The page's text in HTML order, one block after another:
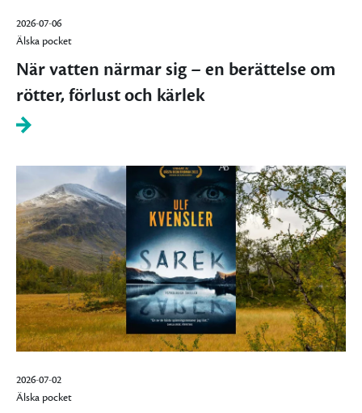
2026-07-06
Älska pocket
När vatten närmar sig – en berättelse om
rötter, förlust och kärlek
2026-07-02
Älska pocket